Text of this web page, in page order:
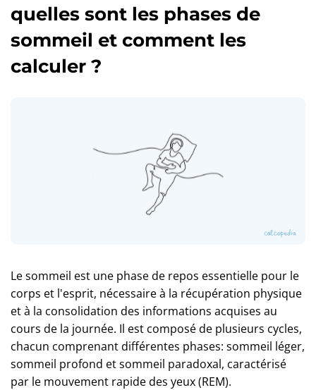
quelles sont les phases de
sommeil et comment les
calculer ?
Le sommeil est une phase de repos essentielle pour le
corps et l'esprit, nécessaire à la récupération physique
et à la consolidation des informations acquises au
cours de la journée. Il est composé de plusieurs cycles,
chacun comprenant différentes phases: sommeil léger,
sommeil profond et sommeil paradoxal, caractérisé
par le mouvement rapide des yeux (REM).